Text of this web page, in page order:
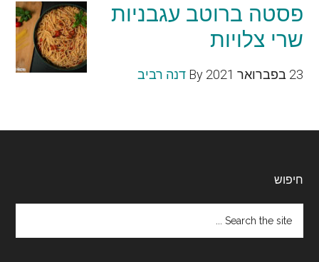
פסטה ברוטב עגבניות
שרי צלויות
23 בפברואר 2021 By דנה רביב
Footer
חיפוש
the